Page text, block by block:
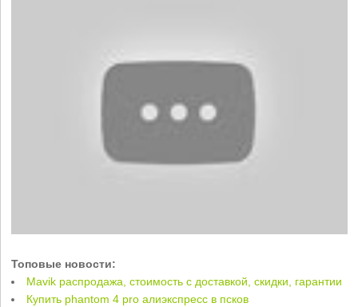
Топовые новости:
Mavik распродажа, стоимость с доставкой, скидки, гарантии
Купить phantom 4 pro алиэкспресс в псков